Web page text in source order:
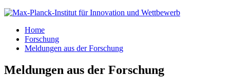
Home
Forschung
Meldungen aus der Forschung
Meldungen aus der Forschung